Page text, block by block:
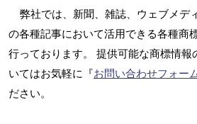
弊社では、新聞、雑誌、ウェブメデ
の各種記事において活用できる各種商
行っております。 提供可能な商標情報
いてはお気軽に『お問い合わせフォー
ださい。